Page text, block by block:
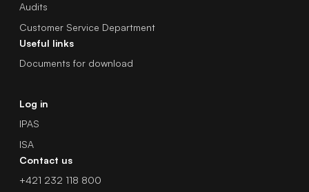
Audits
Customer Service Department
Useful links
Documents for download
Log in
IPAS
ISA
Contact us
+421 232 118 800